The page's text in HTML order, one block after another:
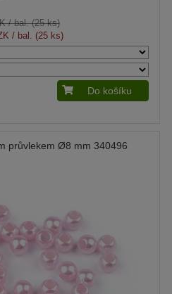
/ bal. (25 ks)
/ bal. (25 ks)
Do košíku
průvlekem Ø8 mm 340496